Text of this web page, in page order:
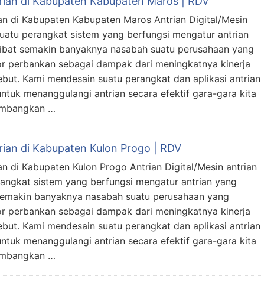
di Kabupaten Kabupaten Maros Antrian Digital/Mesin
perangkat sistem yang berfungsi mengatur antrian
semakin banyaknya nasabah suatu perusahaan yang
perbankan sebagai dampak dari meningkatnya kinerja
Kami mendesain suatu perangkat dan aplikasi antrian
menanggulangi antrian secara efektif gara-gara kita
…
di Kabupaten Kulon Progo | RDV
di Kabupaten Kulon Progo Antrian Digital/Mesin antrian
sistem yang berfungsi mengatur antrian yang
banyaknya nasabah suatu perusahaan yang
perbankan sebagai dampak dari meningkatnya kinerja
Kami mendesain suatu perangkat dan aplikasi antrian
menanggulangi antrian secara efektif gara-gara kita
…